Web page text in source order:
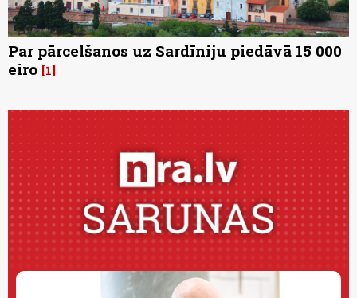
Par pārcelšanos uz Sardīniju piedāvā 15 000
eiro 1